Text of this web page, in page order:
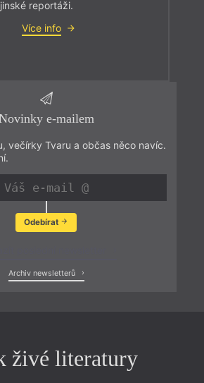
reportáži.
Více info
e-mailem
večírky Tvaru a občas něco navíc.
Odebírat
Archiv newsletterů
živé literatury